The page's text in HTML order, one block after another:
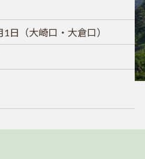
日（大崎口・大倉口）